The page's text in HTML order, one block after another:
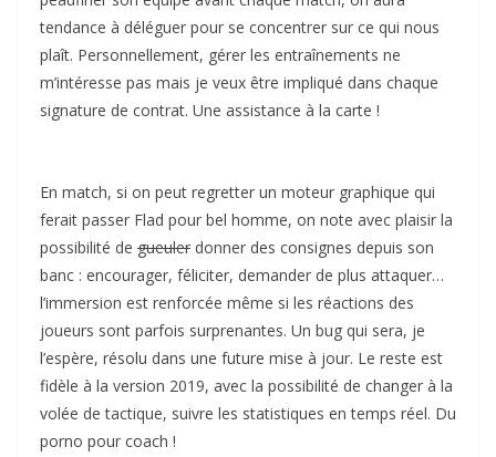
tendance à déléguer pour se concentrer sur ce qui nous
plaît. Personnellement, gérer les entraînements ne
m’intéresse pas mais je veux être impliqué dans chaque
signature de contrat. Une assistance à la carte !
En match, si on peut regretter un moteur graphique qui
ferait passer Flad pour bel homme, on note avec plaisir la
possibilité de gueuler donner des consignes depuis son
banc : encourager, féliciter, demander de plus attaquer…
l’immersion est renforcée même si les réactions des
joueurs sont parfois surprenantes. Un bug qui sera, je
l’espère, résolu dans une future mise à jour. Le reste est
fidèle à la version 2019, avec la possibilité de changer à la
volée de tactique, suivre les statistiques en temps réel. Du
porno pour coach !